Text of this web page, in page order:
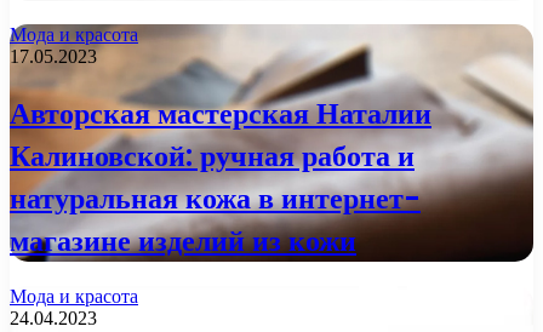
Мода и красота
17.05.2023
Авторская мастерская Наталии
Калиновской: ручная работа и
натуральная кожа в интернет-
магазине изделий из кожи
Мода и красота
24.04.2023